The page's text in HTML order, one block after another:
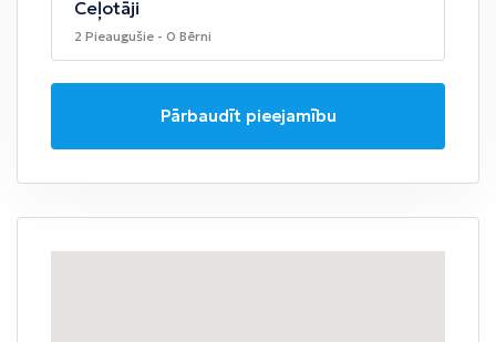
Ceļotāji
2 Pieaugušie - 0 Bērni
Pārbaudīt pieejamību